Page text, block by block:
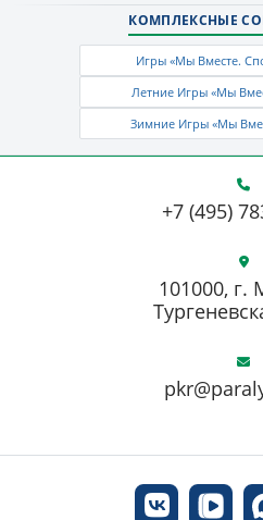
КОМПЛЕКСНЫЕ
Игры «Мы Вместе.
Летние Игры «Мы
Зимние Игры «Мы
+7 (495)
101000, г.